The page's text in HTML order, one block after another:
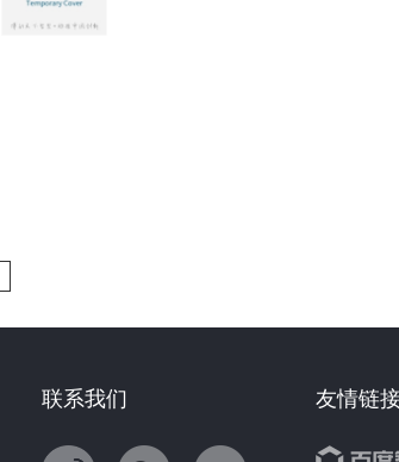
友情链
联系我们